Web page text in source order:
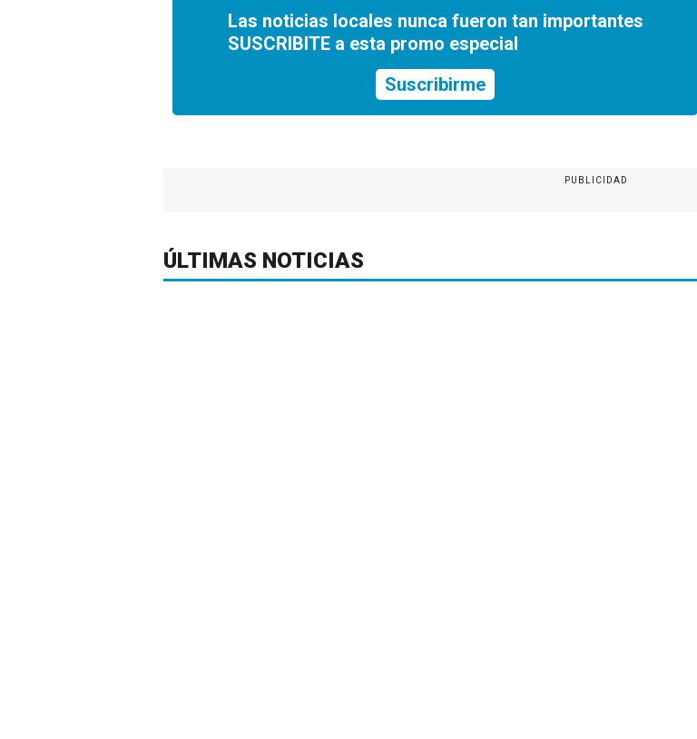
Las noticias locales nunca fueron tan importantes
SUSCRIBITE a esta promo especial
Suscribirme
PUBLICIDAD
ÚLTIMAS NOTICIAS